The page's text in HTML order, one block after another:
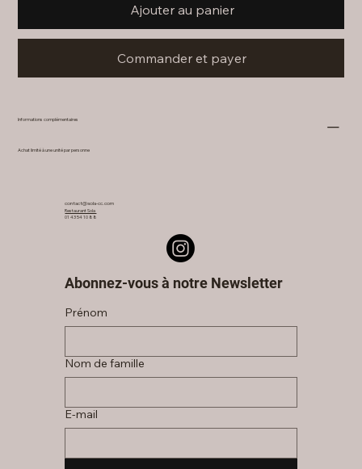
Ajouter au panier
Commander et payer
Informations complémentaires
Achat limité à une unité par personne
Abonnez-vous à notre Newsletter
Prénom
Nom de famille
E‑mail
contact@sola-cc.com
Restaurant Sola
01 43 54 10 88